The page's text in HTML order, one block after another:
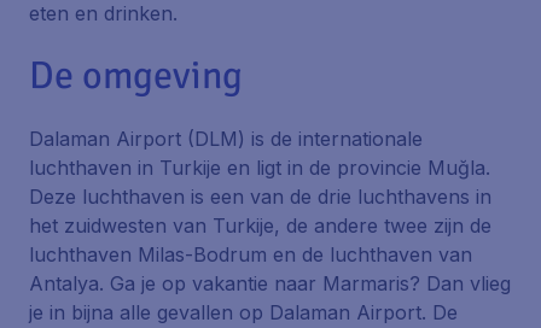
eten en drinken.
De omgeving
Dalaman Airport (DLM) is de internationale
luchthaven in Turkije en ligt in de provincie Muğla.
Deze luchthaven is een van de drie luchthavens in
het zuidwesten van Turkije, de andere twee zijn de
luchthaven Milas-Bodrum en de luchthaven van
Antalya. Ga je op vakantie naar Marmaris? Dan vlieg
je in bijna alle gevallen op Dalaman Airport. De